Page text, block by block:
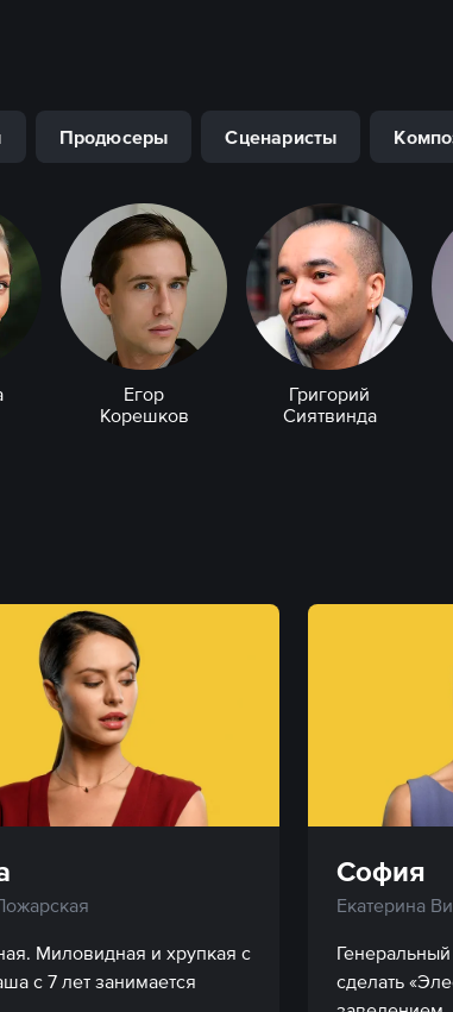
Продюсеры Сценаристы
Егор
Корешков
Григорий
Сиятвинда
Миловидная и хрупкая с
с 7 лет занимается
София
Екатерина
сделать